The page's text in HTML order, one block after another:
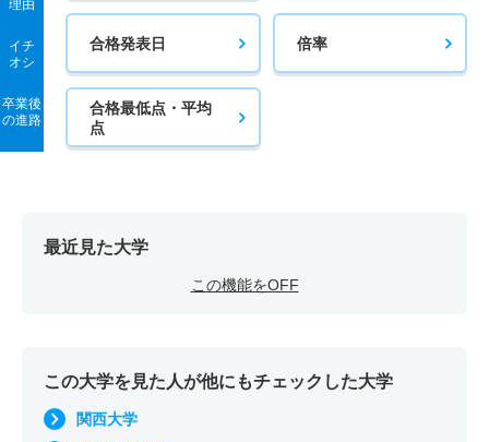
理由
イチ
オシ
卒業後
の進路
合格発表日 倍率
合格最低点・平均
点
最近見た大学
この機能をOFF
この大学を見た人が他にもチェックした大学
関西大学